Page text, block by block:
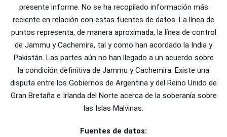
presente informe. No se ha recopilado información más
reciente en relación con estas fuentes de datos. La línea de
puntos representa, de manera aproximada, la línea de control
de Jammu y Cachemira, tal y como han acordado la India y
Pakistán. Las partes aún no han llegado a un acuerdo sobre
la condición definitiva de Jammu y Cachemira. Existe una
disputa entre los Gobiernos de Argentina y del Reino Unido de
Gran Bretaña e Irlanda del Norte acerca de la soberanía sobre
las Islas Malvinas.
Fuentes de datos: